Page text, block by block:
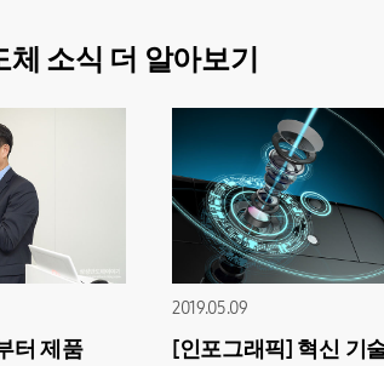
소식 더 알아보기
터 제품
2019.05.09
[인포그래픽] 혁신 기